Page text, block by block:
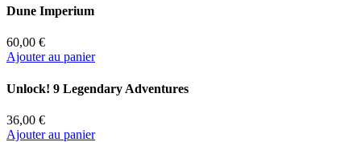
Dune Imperium
60,00 €
Ajouter au panier
Unlock! 9 Legendary Adventures
36,00 €
Ajouter au panier